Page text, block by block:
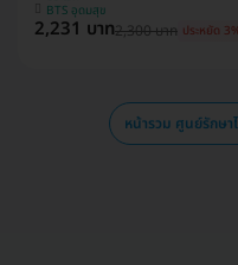
BTS อุดมสุข
2,231 บาท2,300 บาท ประหยัด
หน้ารวม ศูนย์รักษ